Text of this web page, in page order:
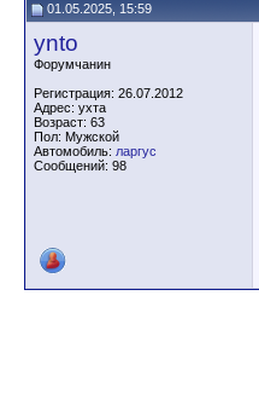
01.05.2025, 15:59
ynto
Форумчанин
Регистрация: 26.07.2012
Адрес: ухта
Возраст: 63
Пол: Мужской
Автомобиль: ларгус
Сообщений: 98